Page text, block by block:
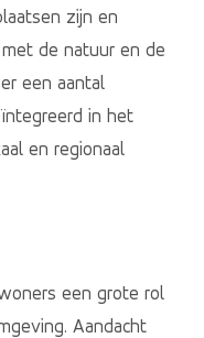
zijn en
de natuur en de
een aantal
in het
en regionaal
een grote rol
Aandacht